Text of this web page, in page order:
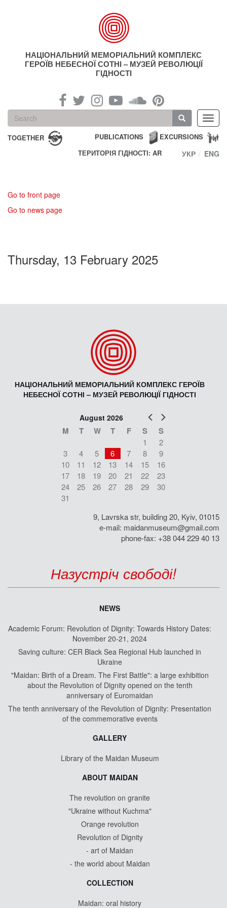
НАЦІОНАЛЬНИЙ МЕМОРІАЛЬНИЙ КОМПЛЕКС
ГЕРОЇВ НЕБЕСНОЇ СОТНІ – МУЗЕЙ РЕВОЛЮЦІЇ
ГІДНОСТІ
Search
form
Search
TOGETHER EXCURSIONS
PUBLICATIONS
ТЕРИТОРІЯ ГІДНОСТІ: AR
УКР ENG
Go to front page
Go to news page
Thursday, 13 February 2025
НАЦІОНАЛЬНИЙ МЕМОРІАЛЬНИЙ КОМПЛЕКС ГЕРОЇВ
НЕБЕСНОЇ СОТНІ – МУЗЕЙ РЕВОЛЮЦІЇ ГІДНОСТІ
Prev
August 2026
M T W T F S S
1
2
3
4 5 6 7 8
9
10
11 12 13 14 15
16
17
18 19 20 21 22
23
24
25 26 27 28 29
30
31
9, Lavrska str, building 20, Kyiv, 01015
e-mail: maidanmuseum@gmail.com
phone-fax: +38 044 229 40 13
Назустріч свободі!
NEWS
Academic Forum: Revolution of Dignity: Towards History Dates:
November 20-21, 2024
Saving culture: CER Black Sea Regional Hub launched in
Ukraine
"Maidan: Birth of a Dream. The First Battle": a large exhibition
about the Revolution of Dignity opened on the tenth
anniversary of Euromaidan
The tenth anniversary of the Revolution of Dignity: Presentation
of the commemorative events
GALLERY
Library of the Maidan Museum
ABOUT MAIDAN
The revolution on granite
"Ukraine without Kuchma"
Orange revolution
Revolution of Dignity
- art of Maidan
- the world about Maidan
COLLECTION
Maidan: oral history